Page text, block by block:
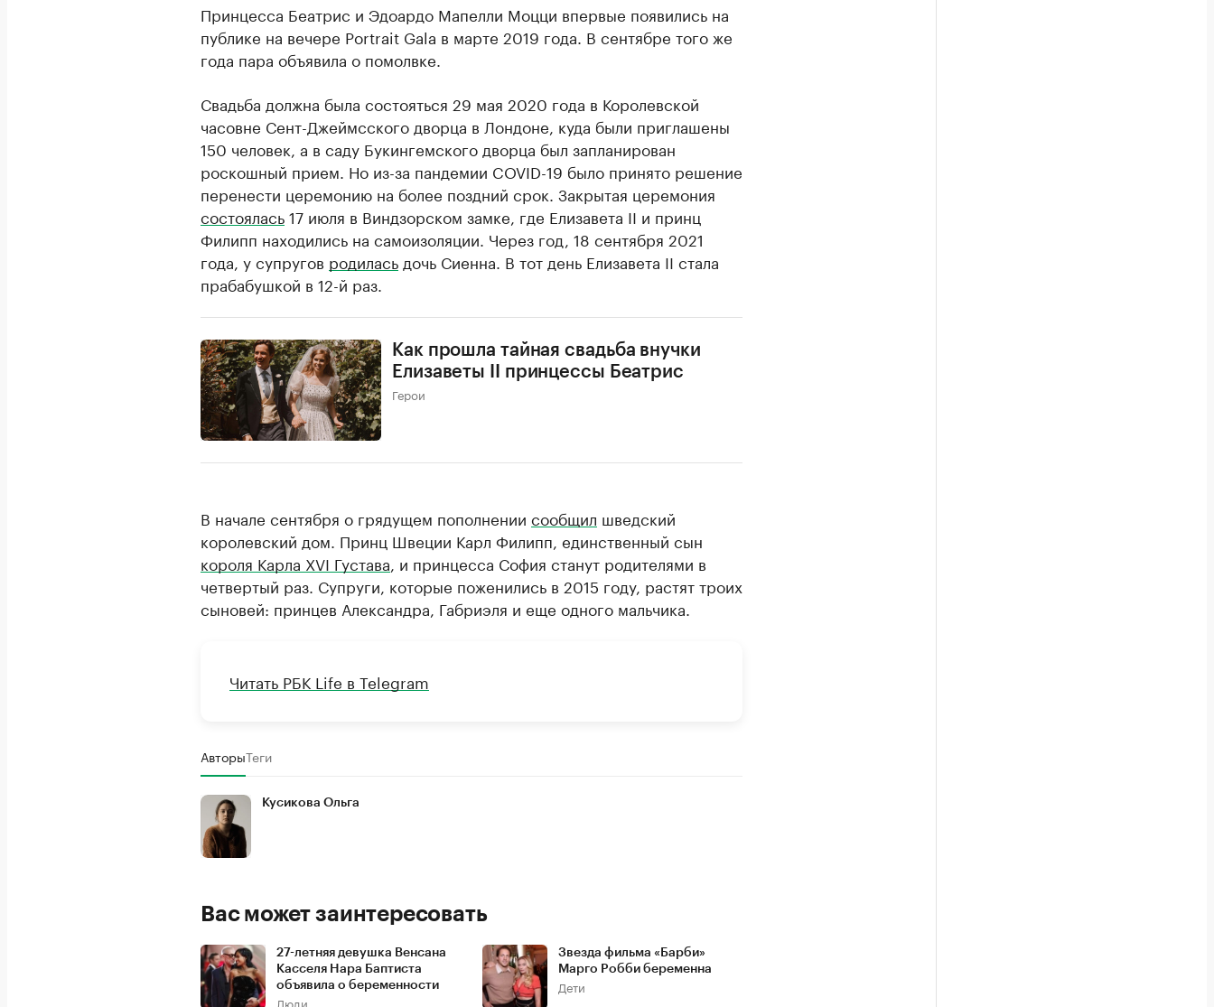
Принцесса Беатрис и Эдоардо Мапелли Моцци впервые появились на
публике на вечере Portrait Gala в марте 2019 года. В сентябре того же
года пара объявила о помолвке.
Свадьба должна была состояться 29 мая 2020 года в Королевской
часовне Сент-Джеймсского дворца в Лондоне, куда были приглашены
150 человек, а в саду Букингемского дворца был запланирован
роскошный прием. Но из-за пандемии COVID-19 было принято решение
перенести церемонию на более поздний срок. Закрытая церемония
состоялась17 июля в Виндзорском замке, где Елизавета II и принц
Филипп находились на самоизоляции. Через год, 18 сентября 2021
года, у супругов родилась дочь Сиенна. В тот день Елизавета II стала
прабабушкой в 12-й раз.
Как прошла тайная свадьба внучки
Елизаветы II принцессы Беатрис
Герои
В начале сентября о грядущем пополнении сообщил шведский
королевский дом. Принц Швеции Карл Филипп, единственный сын
короля Карла XVI Густава , и принцесса София станут родителями в
четвертый раз. Супруги, которые поженились в 2015 году, растят троих
сыновей: принцев Александра, Габриэля и еще одного мальчика.
Читать РБК Life в Telegram
АвторыТеги
Кусикова Ольга
Вас может заинтересовать
27-летняя девушка Венсана
Касселя Нара Баптиста
объявила о беременности
Люди
Звезда фильма «Барби»
Марго Робби беременна
Дети